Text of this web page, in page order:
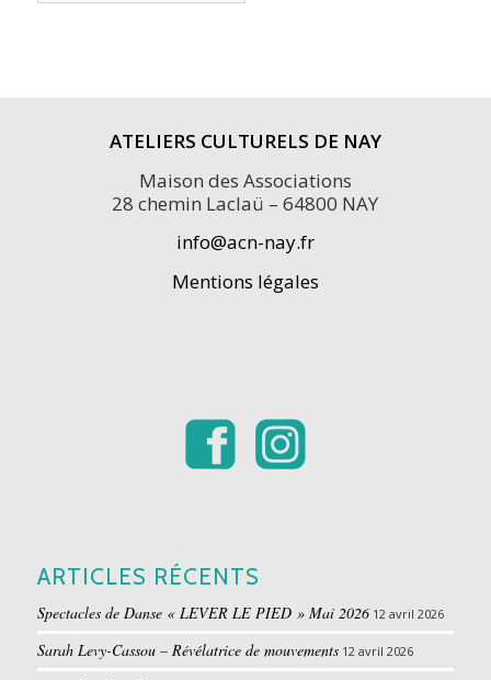
ATELIERS CULTURELS DE NAY
Maison des Associations
28 chemin Laclaü – 64800 NAY
info@acn-nay.fr
Mentions légales
ARTICLES RÉCENTS
Spectacles de Danse « LEVER LE PIED » Mai 2026 12 avril 2026
Sarah Levy-Cassou – Révélatrice de mouvements 12 avril 2026